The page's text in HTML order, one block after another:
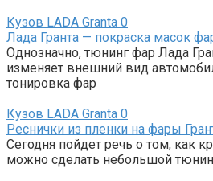
Кузов LADA Granta 0
Лада Гранта — покраска масок
Однозначно, тюнинг фар Лада
изменяет внешний вид
тонировка фар
Кузов LADA Granta 0
Реснички из пленки на фары
Сегодня пойдет речь о том, как
можно сделать небольшой